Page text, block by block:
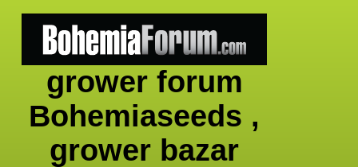
grower forum
Bohemiaseeds ,
grower bazar